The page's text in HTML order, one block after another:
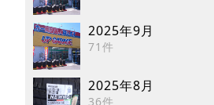
2025年9月
71件
2025年8月
36件